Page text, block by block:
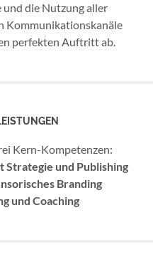
und die Nutzung aller
Kommunikationskanäle
perfekten Auftritt ab.
Kern-Kompetenzen:
Strategie und Publishing
Branding
und Coaching